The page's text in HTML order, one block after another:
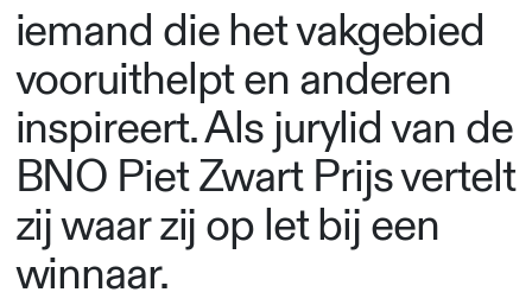
iemand die het vakgebied
vooruithelpt en anderen
inspireert. Als jurylid van de
BNO Piet Zwart Prijs vertelt
zij waar zij op let bij een
winnaar.